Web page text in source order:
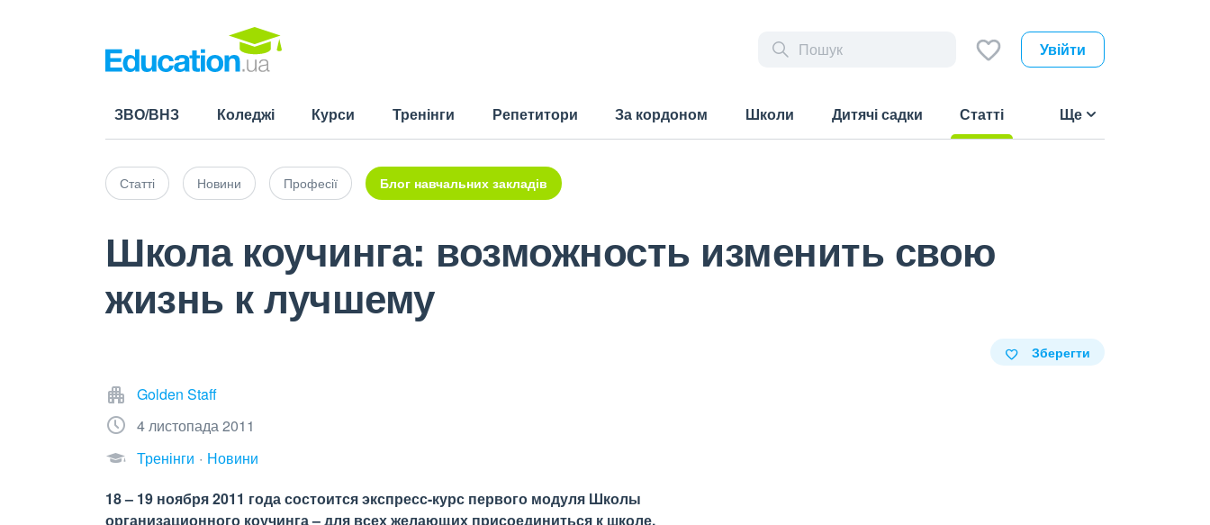
Увійти
ЗВО/ВНЗ Коледжі Курси Тренінги Репетитори За кордоном Школи Дитячі садки
Статті
Ще
Статті Новини Професії Блог навчальних закладів
Школа коучинга: возможность изменить свою
жизнь к лучшему
Зберегти
Golden Staff
4 листопада 2011
Тренінги
Новини
18 – 19 ноября 2011 года состоится экспресс-курс первого модуля Школы
организационного коучинга – для всех желающих присоединиться к школе.